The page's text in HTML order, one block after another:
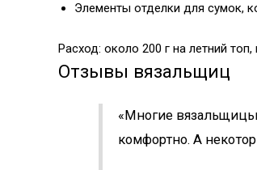
Элементы отделки для сумок,
Расход: около 200 г на летний топ,
Отзывы вязальщиц
«Многие вязальщицы
комфортно. А